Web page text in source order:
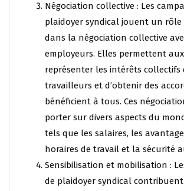
Négociation collective : Les
plaidoyer syndical jouent un rôle
dans la négociation collective
employeurs. Elles permettent
représenter les intérêts collectifs
travailleurs et d’obtenir des
bénéficient à tous. Ces
porter sur divers aspects du
tels que les salaires, les
horaires de travail et la sécurité
Sensibilisation et mobilisation :
de plaidoyer syndical